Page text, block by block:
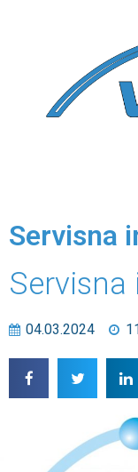
Servisna
04.03.2024